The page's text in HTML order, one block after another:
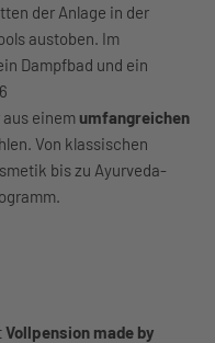
der Anlage in der
austoben. Im
Dampfbad und ein
einem umfangreichen
Von klassischen
bis zu Ayurveda-
Vollpension made by